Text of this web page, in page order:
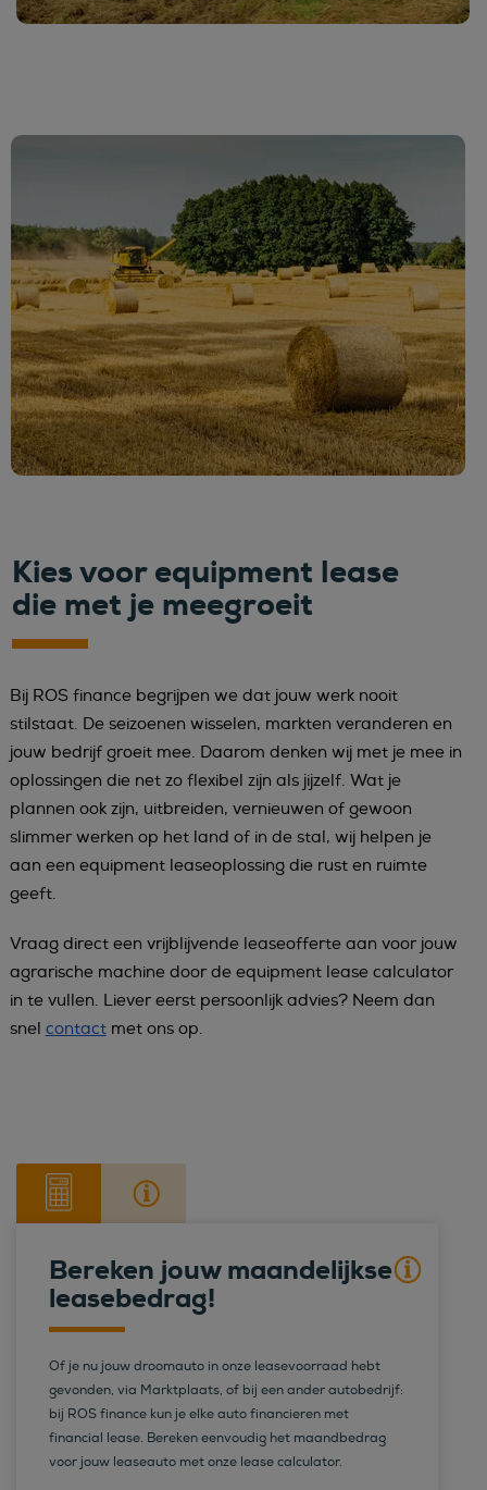
Kies voor equipment lease
die met je meegroeit
Bij ROS finance begrijpen we dat jouw werk nooit
stilstaat. De seizoenen wisselen, markten veranderen en
jouw bedrijf groeit mee. Daarom denken wij met je mee in
oplossingen die net zo flexibel zijn als jijzelf. Wat je
plannen ook zijn, uitbreiden, vernieuwen of gewoon
slimmer werken op het land of in de stal, wij helpen je
aan een equipment leaseoplossing die rust en ruimte
geeft.
Vraag direct een vrijblijvende leaseofferte aan voor jouw
agrarische machine door de equipment lease calculator
in te vullen. Liever eerst persoonlijk advies? Neem dan
snel contactmet ons op.
Bereken jouw maandelijkse
leasebedrag!
Of je nu jouw droomauto in onze leasevoorraad hebt
gevonden, via Marktplaats, of bij een ander autobedrijf:
bij ROS finance kun je elke auto financieren met
financial lease. Bereken eenvoudig het maandbedrag
voor jouw leaseauto met onze lease calculator.